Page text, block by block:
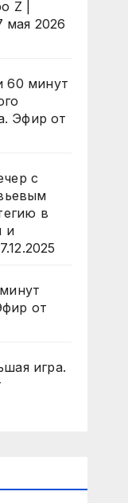
Z |
мая 2026
60 минут
Эфир от
с
в
и
от
игра.